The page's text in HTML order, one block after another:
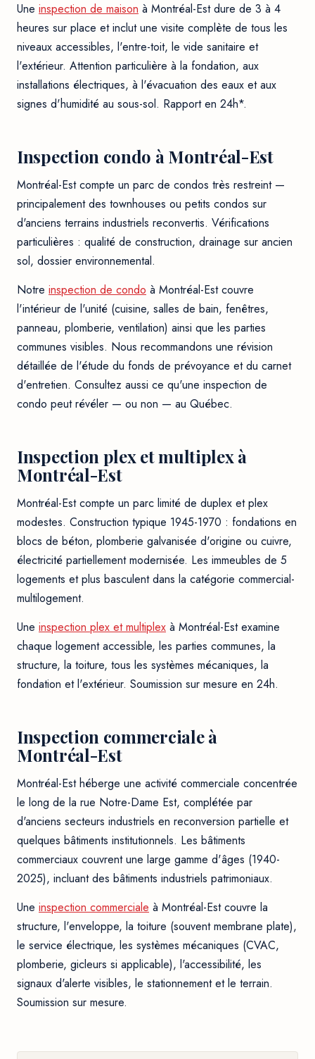
Une inspection de maison à Montréal-Est dure de 3 à 4
heures sur place et inclut une visite complète de tous les
niveaux accessibles, l'entre-toit, le vide sanitaire et
l'extérieur. Attention particulière à la fondation, aux
installations électriques, à l'évacuation des eaux et aux
signes d'humidité au sous-sol. Rapport en 24h*.
Inspection condo à Montréal-Est
Montréal-Est compte un parc de condos très restreint —
principalement des townhouses ou petits condos sur
d'anciens terrains industriels reconvertis. Vérifications
particulières : qualité de construction, drainage sur ancien
sol, dossier environnemental.
Notre inspection de condo à Montréal-Est couvre
l'intérieur de l'unité (cuisine, salles de bain, fenêtres,
panneau, plomberie, ventilation) ainsi que les parties
communes visibles. Nous recommandons une révision
détaillée de l'étude du fonds de prévoyance et du carnet
d'entretien. Consultez aussi ce qu'une inspection de
condo peut révéler — ou non — au Québec.
Inspection plex et multiplex à
Montréal-Est
Montréal-Est compte un parc limité de duplex et plex
modestes. Construction typique 1945-1970 : fondations en
blocs de béton, plomberie galvanisée d'origine ou cuivre,
électricité partiellement modernisée. Les immeubles de 5
logements et plus basculent dans la catégorie commercial-
multilogement.
Une inspection plex et multiplex à Montréal-Est examine
chaque logement accessible, les parties communes, la
structure, la toiture, tous les systèmes mécaniques, la
fondation et l'extérieur. Soumission sur mesure en 24h.
Inspection commerciale à
Montréal-Est
Montréal-Est héberge une activité commerciale concentrée
le long de la rue Notre-Dame Est, complétée par
d'anciens secteurs industriels en reconversion partielle et
quelques bâtiments institutionnels. Les bâtiments
commerciaux couvrent une large gamme d'âges (1940-
2025), incluant des bâtiments industriels patrimoniaux.
Une inspection commerciale à Montréal-Est couvre la
structure, l'enveloppe, la toiture (souvent membrane plate),
le service électrique, les systèmes mécaniques (CVAC,
plomberie, gicleurs si applicable), l'accessibilité, les
signaux d'alerte visibles, le stationnement et le terrain.
Soumission sur mesure.